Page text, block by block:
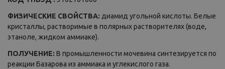
ФИЗИЧЕСКИЕ СВОЙСТВА: диамид угольной кислоты. Белые
кристаллы, растворимые в полярных растворителях (воде,
этаноле, жидком аммиаке).
ПОЛУЧЕНИЕ: В промышленности мочевина синтезируется по
реакции Базарова из аммиака и углекислого газа.